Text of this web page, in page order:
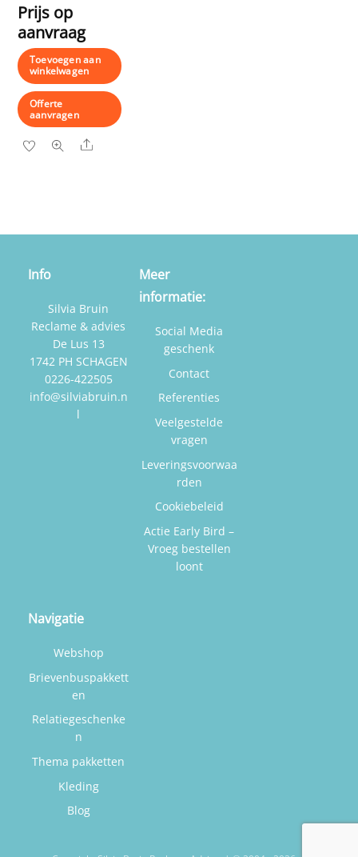
Prijs op
aanvraag
Toevoegen aan
winkelwagen
Offerte
aanvragen
Share
Info
Silvia Bruin
Reclame & advies
De Lus 13
1742 PH SCHAGEN
0226-422505
info@silviabruin.n
l
Meer
informatie:
Social Media
geschenk
Contact
Referenties
Veelgestelde
vragen
Leveringsvoorwaa
rden
Cookiebeleid
Actie Early Bird –
Vroeg bestellen
loont
Navigatie
Webshop
Brievenbuspakkett
en
Relatiegeschenke
n
Thema pakketten
Kleding
Blog